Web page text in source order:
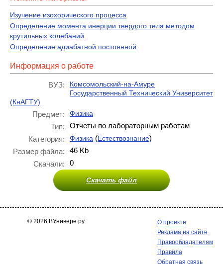
Изучение изохорического процесса
Определение момента инерции твердого тела методом
крутильных колебаний
Определение адиабатной постоянной
Информация о работе
ВУЗ:
Комсомольский-на-Амуре
Государственный Технический Университет
(КнАГТУ)
Предмет: Физика
Тип:
Отчеты по лабораторным работам
Категория:
Физика (Естествознание)
Размер файла:
46 Kb
Скачали:
0
Скачать файл
© 2026 ВУнивере.ру
О проекте
Реклама на сайте
Правообладателям
Правила
Обратная связь